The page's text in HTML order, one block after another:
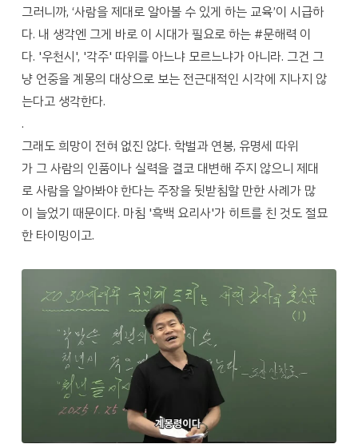
그러니까, ‘사람을 제대로 알아볼 수 있게 하는 교육’이 시급하
다. 내 생각엔 그게 바로 이 시대가 필요로 하는 #문해력 이
다. '우천시', '각주' 따위를 아느냐 모르느냐가 아니라. 그건 그
냥 언중을 계몽의 대상으로 보는 전근대적인 시각에 지나지 않
는다고 생각한다.
.
그래도 희망이 전혀 없진 않다. 학벌과 연봉, 유명세 따위
가 그 사람의 인품이나 실력을 결코 대변해 주지 않으니 제대
로 사람을 알아봐야 한다는 주장을 뒷받침할 만한 사례가 많
이 늘었기 때문이다. 마침 '흑백 요리사'가 히트를 친 것도 절묘
한 타이밍이고.